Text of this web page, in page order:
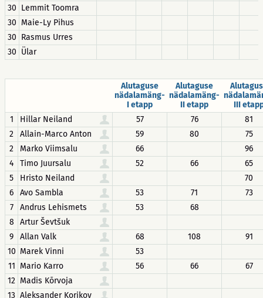
30 Lemmit Toomra
30 Maie-Ly Pihus
30 Rasmus Urres
30 Ülar
Alutaguse
nädalamäng-
I etapp
Alutaguse
nädalamäng-
II etapp
III
1
Hillar Neiland 57 76
81
2
Allain-Marco Anton 59 80
75
2
Marko Viimsalu 66
96
4
Timo Juursalu 52 66
65
5
Hristo Neiland
70
6
Avo Sambla 53 71
73
7
Andrus Lehismets 53
68
8
Artur Ševtšuk
9
Allan Valk 68 108
91
10 Marek Vinni
53
11 Mario Karro 56 66
67
12 Madis Kõrvoja
13 Aleksander Korikov